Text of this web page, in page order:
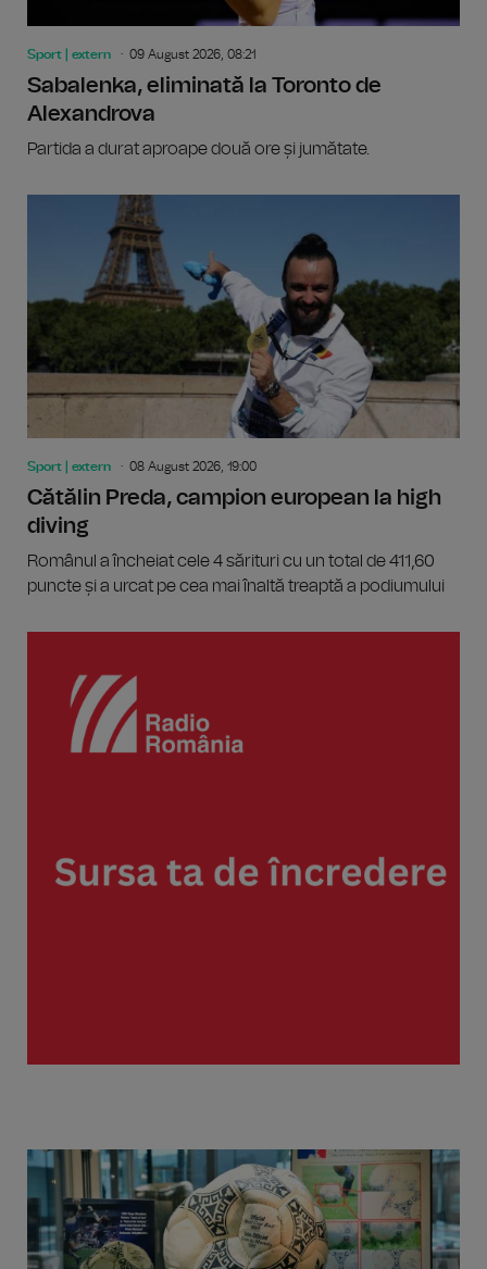
Sport | extern 09 August 2026, 08:21
Sabalenka, eliminată la Toronto de
Alexandrova
Partida a durat aproape două ore și jumătate.
Sport | extern 08 August 2026, 19:00
Cătălin Preda, campion european la high
diving
Românul a încheiat cele 4 sărituri cu un total de 411,60
puncte și a urcat pe cea mai înaltă treaptă a podiumului